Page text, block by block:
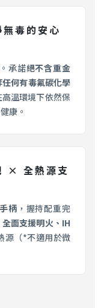
毒的安心
承諾絕不含重金
任何有毒氟碳化學
溫環境下依然保
康。
× 全熱源支
柄 ，握持配重完
全面支援明火、IH
源（*不適用於微